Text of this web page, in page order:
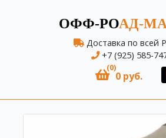
ОФФ-РОАД-
Доставка по всей
+7 (925) 585-
(0)
0 руб.